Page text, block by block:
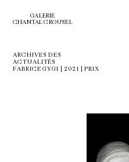
GALERIE
CHANTAL CROUSEL
ARCHIVES DES
ACTUALITÉS
FABRICE GYGI | 2021 | PRIX